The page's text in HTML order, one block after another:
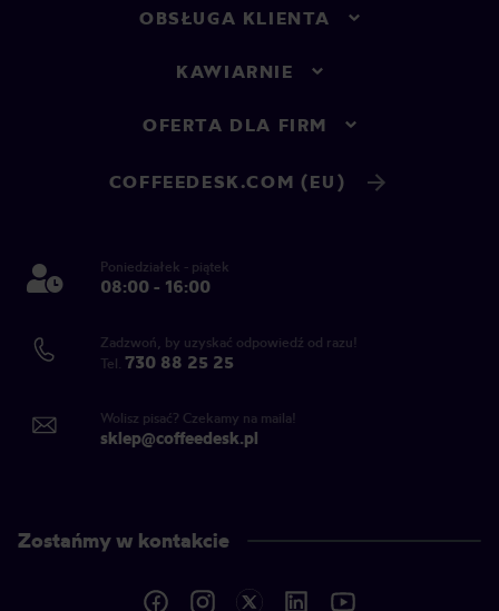
OBSŁUGA KLIENTA
KAWIARNIE
OFERTA DLA FIRM
COFFEEDESK.COM (EU)
Poniedziałek - piątek
08:00 - 16:00
Zadzwoń, by uzyskać odpowiedź od razu!
Tel. 730 88 25 25
Wolisz pisać? Czekamy na maila!
sklep@coffeedesk.pl
Zostańmy w kontakcie